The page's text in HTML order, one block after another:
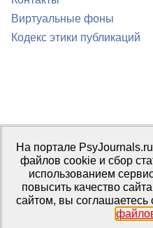
Виртуальные фоны
Кодекс этики публикаций
Портал психологических
Правила использования
Свидетельство регистрации СМИ
2016 г.
Издатель: ФГБОУ ВО МГППУ
На портале
файлов cookie и сбор
использованием
повысить качество
сайтом, вы соглашаетесь